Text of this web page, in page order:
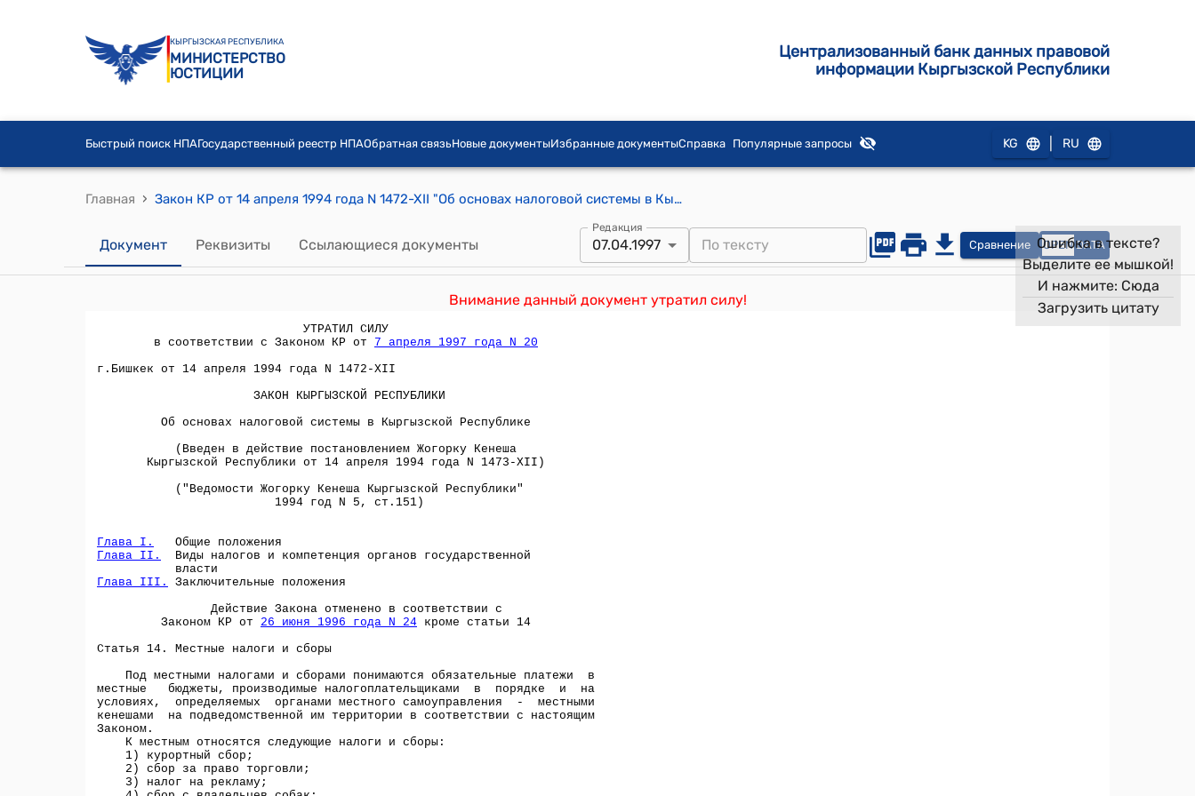
КЫРГЫЗСКАЯ РЕСПУБЛИКА
МИНИСТЕРСТВО
ЮСТИЦИИ
Централизованный банк данных правовой
информации Кыргызской Республики
Быстрый поиск НПАГосударственный реестр НПАОбратная связьНовые документыИзбранные документыСправка Популярные запросы KG RU
Главная › Закон КР от 14 апреля 1994 года N 1472-XII "Об основах налоговой системы в Кыргызской Республике"
Документ Реквизиты Ссылающиеся документы
Редакция
07.04.1997 Сравнение OPEN DATA
Внимание данный документ утратил силу!
Ошибка в тексте?
Выделите ее мышкой!
И нажмите: Сюда
Загрузить цитату